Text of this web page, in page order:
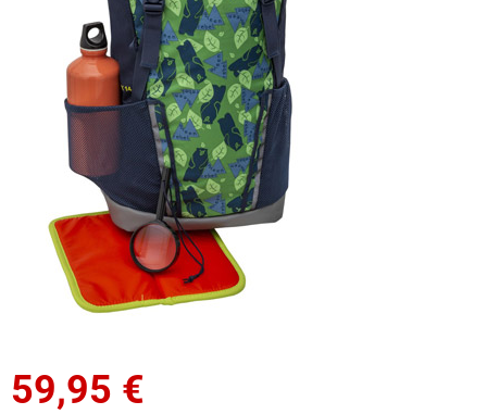
59,95 €